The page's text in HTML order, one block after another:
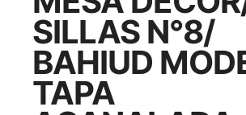
SILLAS N°8/
BAHIUD
TAPA